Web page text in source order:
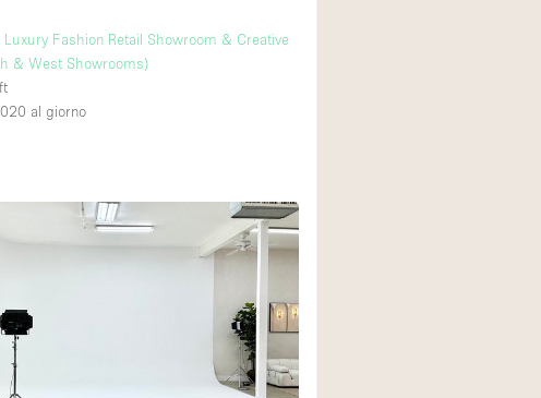
Luxury Fashion Retail Showroom & Creative
& West Showrooms)
al giorno